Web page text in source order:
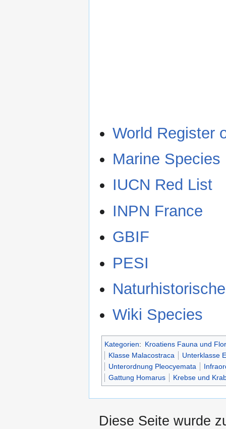
World Register
Marine
IUCN Red List
INPN France
GBIF
PESI
Wiki Species
Kategorien: Kroatiens Fauna und
Klasse Malacostraca
Unterklasse
Unterordnung Pleocyemata
Gattung Homarus
Krebse und
Diese Seite wurde